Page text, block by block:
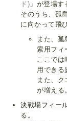
ド) 」が登場す
そのうち、孤
に向かって飛
また、
索用フィ
ここでは
用できる
また、ク
が増える
決戦場フィー
る。